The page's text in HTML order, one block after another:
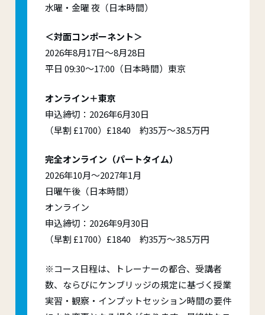
水曜・金曜 夜（日本時間）
＜対面コンポーネント＞
2026年8月17日～8月28日
平日 09:30～17:00（日本時間）東京
オンライン＋東京
申込締切：2026年6月30日
（早割 £1700）£1840 約35万～38.5万円
完全オンライン（パートタイム）
2026年10月～2027年1月
日曜午後（日本時間）
オンライン
申込締切：2026年9月30日
（早割 £1700）£1840 約35万～38.5万円
※コース日程は、トレーナーの都合、受講者
数、ならびにケンブリッジの規定に基づく授業
実習・観察・インプットセッション時間の要件